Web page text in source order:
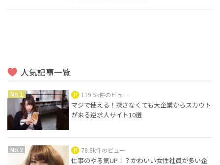
人気記事一覧
119.5k件のビュー
マジで使える！探さなくても大企業からスカウト
が来る逆求人サイト10選
78.8k件のビュー
仕事のやる気UP！？かわいい女性社員が多い企